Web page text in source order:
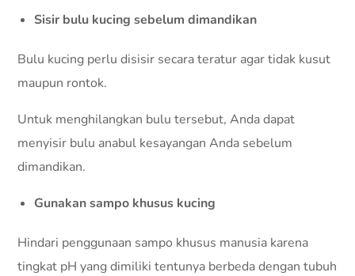
Sisir bulu kucing sebelum dimandikan
Bulu kucing perlu disisir secara teratur agar tidak kusut
maupun rontok.
Untuk menghilangkan bulu tersebut, Anda dapat
menyisir bulu anabul kesayangan Anda sebelum
dimandikan.
Gunakan sampo khusus kucing
Hindari penggunaan sampo khusus manusia karena
tingkat pH yang dimiliki tentunya berbeda dengan tubuh